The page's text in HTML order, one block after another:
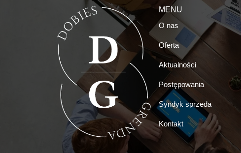
MENU
O nas
Oferta
Aktualności
Postępowania
Syndyk sprzeda
Kontakt